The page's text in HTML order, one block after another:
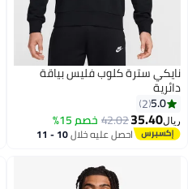
نايكي سترة كلوب فليس بياقة
دائرية
5.0
2
ريال35.40
42.02خصم 15%
احصل عليه خلال 10 - 11